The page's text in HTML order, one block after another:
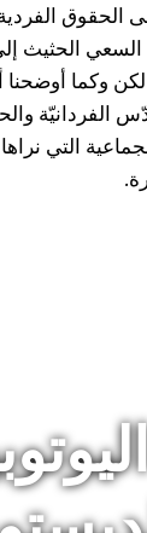
الحقوق
الحثيث
وكما أوضحنا
الفردانيّة
التي